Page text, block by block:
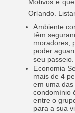
Orlando.
Ambiente
têm
moradores,
poder
seu passeio.
Economia
mais de 4
em uma
condomínio
entre o
para a sua